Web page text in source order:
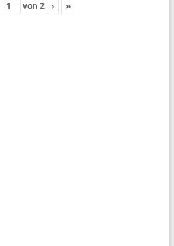
von 2 › »